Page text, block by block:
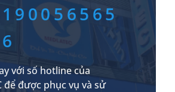
190056565
6
với số hotline của
để được phục vụ và sử